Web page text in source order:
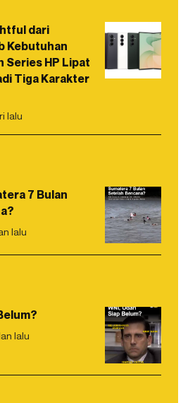
dari
Kebutuhan
Series HP Lipat
Tiga Karakter
lalu
7 Bulan
lalu
lalu